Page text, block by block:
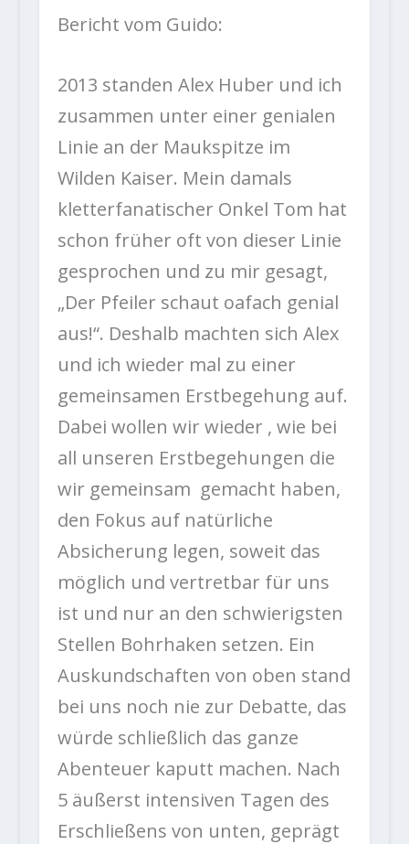
Bericht vom Guido:
2013 standen Alex Huber und ich
zusammen unter einer genialen
Linie an der Maukspitze im
Wilden Kaiser. Mein damals
kletterfanatischer Onkel Tom hat
schon früher oft von dieser Linie
gesprochen und zu mir gesagt,
„Der Pfeiler schaut oafach genial
aus!“. Deshalb machten sich Alex
und ich wieder mal zu einer
gemeinsamen Erstbegehung auf.
Dabei wollen wir wieder , wie bei
all unseren Erstbegehungen die
wir gemeinsam gemacht haben,
den Fokus auf natürliche
Absicherung legen, soweit das
möglich und vertretbar für uns
ist und nur an den schwierigsten
Stellen Bohrhaken setzen. Ein
Auskundschaften von oben stand
bei uns noch nie zur Debatte, das
würde schließlich das ganze
Abenteuer kaputt machen. Nach
5 äußerst intensiven Tagen des
Erschließens von unten, geprägt